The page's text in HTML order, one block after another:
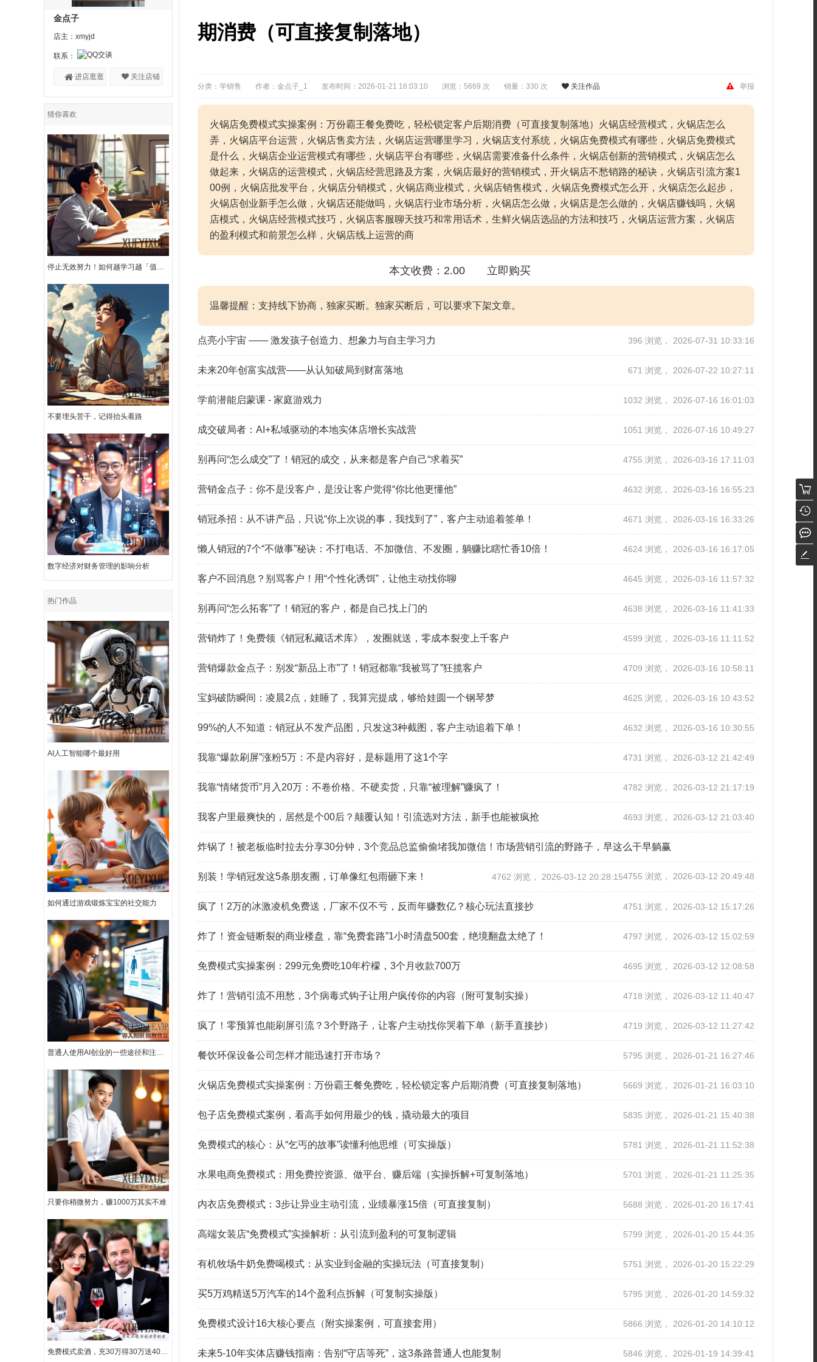
金点子
店主：xmyjd
联系：
进店逛逛 关注店铺
猜你喜欢
停止无效努力！如何越学习越「值钱」？
不要埋头苦干，记得抬头看路
数字经济对财务管理的影响分析
热门作品
AI人工智能哪个最好用
如何通过游戏锻炼宝宝的社交能力
普通人使用AI创业的一些途径和注意事项
只要你稍微努力，赚1000万其实不难
免费模式卖酒，充30万得30万送40万路虎汽气车一辆，1年还包赚50万
期消费（可直接复制落地）
分类：学销售 作者：金点子_1 发布时间：2026-01-21 16:03:10 浏览：5669 次 销量：330 次 关注作品 举报
火锅店免费模式实操案例：万份霸王餐免费吃，轻松锁定客户后期消费（可直接复制落地）火锅店经营模式，火锅店怎么
弄，火锅店平台运营，火锅店售卖方法，火锅店运营哪里学习，火锅店支付系统，火锅店免费模式有哪些，火锅店免费模式
是什么，火锅店企业运营模式有哪些，火锅店平台有哪些，火锅店需要准备什么条件，火锅店创新的营销模式，火锅店怎么
做起来，火锅店的运营模式，火锅店经营思路及方案，火锅店最好的营销模式，开火锅店不愁销路的秘诀，火锅店引流方案1
00例，火锅店批发平台，火锅店分销模式，火锅店商业模式，火锅店销售模式，火锅店免费模式怎么开，火锅店怎么起步，
火锅店创业新手怎么做，火锅店还能做吗，火锅店行业市场分析，火锅店怎么做，火锅店是怎么做的，火锅店赚钱吗，火锅
店模式，火锅店经营模式技巧，火锅店客服聊天技巧和常用话术，生鲜火锅店选品的方法和技巧，火锅店运营方案，火锅店
的盈利模式和前景怎么样，火锅店线上运营的商
本文收费：2.00 立即购买
温馨提醒：支持线下协商，独家买断。独家买断后，可以要求下架文章。
点亮小宇宙 —— 激发孩子创造力、想象力与自主学习力 396 浏览， 2026-07-31 10:33:16
未来20年创富实战营——从认知破局到财富落地 671 浏览， 2026-07-22 10:27:11
学前潜能启蒙课 - 家庭游戏力 1032 浏览， 2026-07-16 16:01:03
成交破局者：AI+私域驱动的本地实体店增长实战营 1051 浏览， 2026-07-16 10:49:27
别再问“怎么成交”了！销冠的成交，从来都是客户自己“求着买” 4755 浏览， 2026-03-16 17:11:03
营销金点子：你不是没客户，是没让客户觉得“你比他更懂他” 4632 浏览， 2026-03-16 16:55:23
销冠杀招：从不讲产品，只说“你上次说的事，我找到了”，客户主动追着签单！ 4671 浏览， 2026-03-16 16:33:26
懒人销冠的7个“不做事”秘诀：不打电话、不加微信、不发圈，躺赚比瞎忙香10倍！ 4624 浏览， 2026-03-16 16:17:05
客户不回消息？别骂客户！用“个性化诱饵”，让他主动找你聊 4645 浏览， 2026-03-16 11:57:32
别再问“怎么拓客”了！销冠的客户，都是自己找上门的 4638 浏览， 2026-03-16 11:41:33
营销炸了！免费领《销冠私藏话术库》，发圈就送，零成本裂变上千客户 4599 浏览， 2026-03-16 11:11:52
营销爆款金点子：别发“新品上市”了！销冠都靠“我被骂了”狂揽客户 4709 浏览， 2026-03-16 10:58:11
宝妈破防瞬间：凌晨2点，娃睡了，我算完提成，够给娃圆一个钢琴梦 4625 浏览， 2026-03-16 10:43:52
99%的人不知道：销冠从不发产品图，只发这3种截图，客户主动追着下单！ 4632 浏览， 2026-03-16 10:30:55
我靠“爆款刷屏”涨粉5万：不是内容好，是标题用了这1个字 4731 浏览， 2026-03-12 21:42:49
我靠“情绪货币”月入20万：不卷价格、不硬卖货，只靠“被理解”赚疯了！ 4782 浏览， 2026-03-12 21:17:19
我客户里最爽快的，居然是个00后？颠覆认知！引流选对方法，新手也能被疯抢 4693 浏览， 2026-03-12 21:03:40
炸锅了！被老板临时拉去分享30分钟，3个竞品总监偷偷堵我加微信！市场营销引流的野路子，早这么干早躺赢
4755 浏览， 2026-03-12 20:49:48
别装！学销冠发这5条朋友圈，订单像红包雨砸下来！ 4762 浏览， 2026-03-12 20:28:15
疯了！2万的冰激凌机免费送，厂家不仅不亏，反而年赚数亿？核心玩法直接抄 4751 浏览， 2026-03-12 15:17:26
炸了！资金链断裂的商业楼盘，靠“免费套路”1小时清盘500套，绝境翻盘太绝了！ 4797 浏览， 2026-03-12 15:02:59
免费模式实操案例：299元免费吃10年柠檬，3个月收款700万 4695 浏览， 2026-03-12 12:08:58
炸了！营销引流不用愁，3个病毒式钩子让用户疯传你的内容（附可复制实操） 4718 浏览， 2026-03-12 11:40:47
疯了！零预算也能刷屏引流？3个野路子，让客户主动找你哭着下单（新手直接抄） 4719 浏览， 2026-03-12 11:27:42
餐饮环保设备公司怎样才能迅速打开市场？ 5795 浏览， 2026-01-21 16:27:46
火锅店免费模式实操案例：万份霸王餐免费吃，轻松锁定客户后期消费（可直接复制落地） 5669 浏览， 2026-01-21 16:03:10
包子店免费模式案例，看高手如何用最少的钱，撬动最大的项目 5835 浏览， 2026-01-21 15:40:38
免费模式的核心：从“乞丐的故事”读懂利他思维（可实操版） 5781 浏览， 2026-01-21 11:52:38
水果电商免费模式：用免费控资源、做平台、赚后端（实操拆解+可复制落地） 5701 浏览， 2026-01-21 11:25:35
内衣店免费模式：3步让异业主动引流，业绩暴涨15倍（可直接复制） 5688 浏览， 2026-01-20 16:17:41
高端女装店“免费模式”实操解析：从引流到盈利的可复制逻辑 5799 浏览， 2026-01-20 15:44:35
有机牧场牛奶免费喝模式：从实业到金融的实操玩法（可直接复制） 5751 浏览， 2026-01-20 15:22:29
买5万鸡精送5万汽车的14个盈利点拆解（可复制实操版） 5795 浏览， 2026-01-20 14:59:32
免费模式设计16大核心要点（附实操案例，可直接套用） 5866 浏览， 2026-01-20 14:10:12
未来5-10年实体店赚钱指南：告别“守店等死”，这3条路普通人也能复制 5846 浏览， 2026-01-19 14:39:41